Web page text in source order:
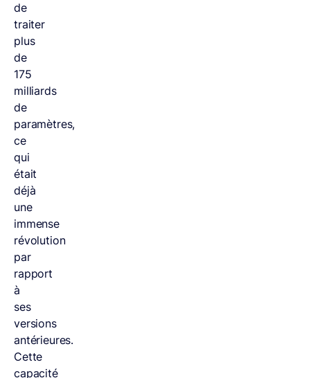
de
traiter
plus
de
175
milliards
de
paramètres,
ce
qui
était
déjà
une
immense
révolution
par
rapport
à
ses
versions
antérieures.
Cette
capacité